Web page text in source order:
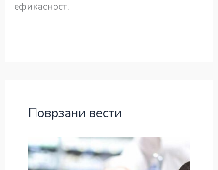
ефикасност.
Поврзани вести